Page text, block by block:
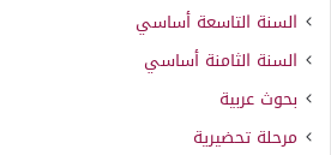
السنة التاسعة أساسي
السنة الثامنة أساسي
بحوث عربية
مرحلة تحضيرية